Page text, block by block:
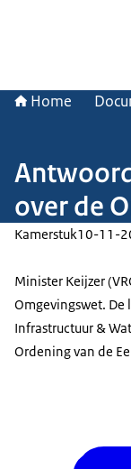
Home
over de
Kamerstuk10-11-
Minister Keijzer
Omgevingswet. De
Infrastructuur &
Ordening van de